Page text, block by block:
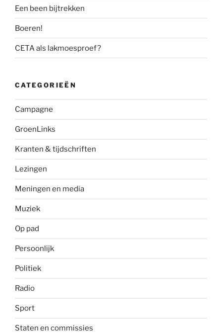
Een been bijtrekken
Boeren!
CETA als lakmoesproef?
CATEGORIEËN
Campagne
GroenLinks
Kranten & tijdschriften
Lezingen
Meningen en media
Muziek
Op pad
Persoonlijk
Politiek
Radio
Sport
Staten en commissies